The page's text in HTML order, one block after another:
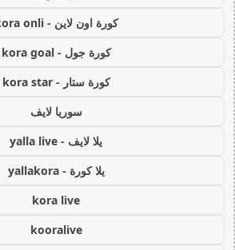
كورة اون لاين - kora onli
كورة جول - kora goal
كورة ستار - kora star
سوريا لايف
يلا لايف - yalla live
يلا كورة - yallakora
kora live
kooralive